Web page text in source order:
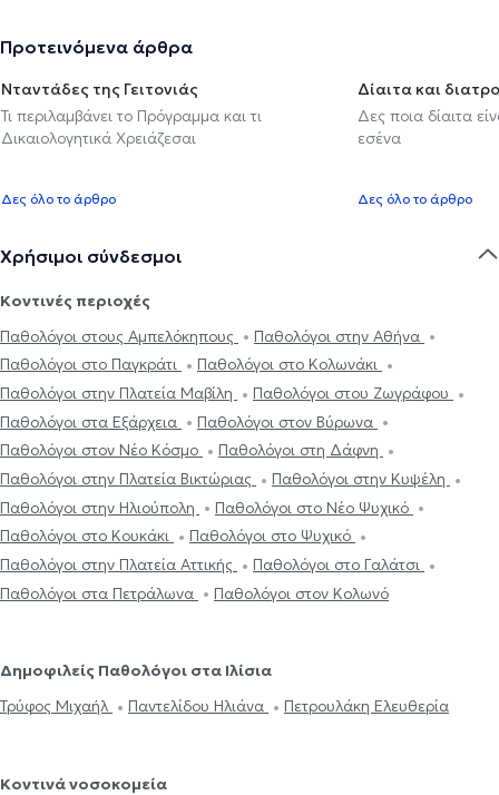
Προτεινόμενα άρθρα
Νταντάδες της Γειτονιάς
Τι περιλαμβάνει το Πρόγραμμα και τι
Δικαιολογητικά Χρειάζεσαι
Δες όλο το άρθρο
Δίαιτα και
Δες ποια δίαιτα
εσένα
Δες όλο το άρθρο
Χρήσιμοι σύνδεσμοι
Κοντινές περιοχές
Παθολόγοι στους Αμπελόκηπους
Παθολόγοι στην Αθήνα
Παθολόγοι στο Παγκράτι
Παθολόγοι στο Κολωνάκι
Παθολόγοι στην Πλατεία Μαβίλη
Παθολόγοι στου Ζωγράφου
Παθολόγοι στα Εξάρχεια
Παθολόγοι στον Βύρωνα
Παθολόγοι στον Νέο Κόσμο
Παθολόγοι στη Δάφνη
Παθολόγοι στην Πλατεία Βικτώριας
Παθολόγοι στην Κυψέλη
Παθολόγοι στην Ηλιούπολη
Παθολόγοι στο Νέο Ψυχικό
Παθολόγοι στο Κουκάκι
Παθολόγοι στο Ψυχικό
Παθολόγοι στην Πλατεία Αττικής
Παθολόγοι στο Γαλάτσι
Παθολόγοι στα Πετράλωνα
Παθολόγοι στον Κολωνό
Δημοφιλείς Παθολόγοι στα Ιλίσια
Τρύφος Μιχαήλ
Παντελίδου Ηλιάνα Πετρουλάκη Ελευθερία
Κοντινά νοσοκομεία